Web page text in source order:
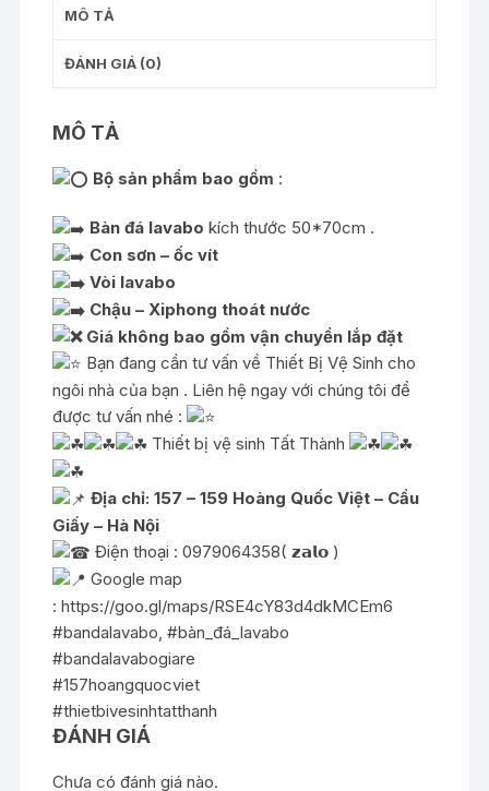
MÔ TẢ
ĐÁNH GIÁ (0)
MÔ TẢ
Bộ sản phẩm bao gồm :
Bàn đá lavabo kích thước 50*70cm .
Con sơn – ốc vít
Vòi lavabo
Chậu – Xiphong thoát nước
Giá không bao gồm vận chuyển lắp đặt
Bạn đang cần tư vấn về Thiết Bị Vệ Sinh cho
ngôi nhà của bạn . Liên hệ ngay với chúng tôi để
được tư vấn nhé :
Thiết bị vệ sinh Tất Thành
Địa chỉ: 157 – 159 Hoàng Quốc Việt – Cầu
Giấy – Hà Nội
Điện thoại : 0979064358( 𝘇𝗮𝗹𝗼 )
Google map
:https://goo.gl/maps/RSE4cY83d4dkMCEm6
#bandalavabo ,#bàn_đá_lavabo
#bandalavabogiare
#157hoangquocviet
#thietbivesinhtatthanh
ĐÁNH GIÁ
Chưa có đánh giá nào.